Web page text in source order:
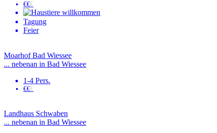
€€€
Tagung
Feier
Moarhof Bad Wiessee
... nebenan in Bad Wiessee
1-4 Pers.
€€€
Landhaus Schwaben
... nebenan in Bad Wiessee